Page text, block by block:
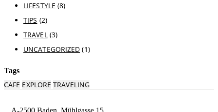
LIFESTYLE (8)
TIPS (2)
TRAVEL(3)
UNCATEGORIZED (1)
Tags
CAFE EXPLORE TRAVELING
A-2500 Baden, Mühlgasse 15